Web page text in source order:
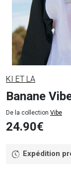
KI ET LA
Banane
De la collection Vibe
24.90€
Expédition